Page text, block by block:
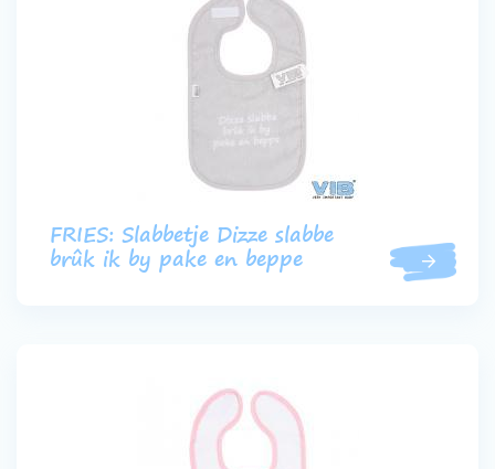
FRIES: Slabbetje Dizze slabbe
brûk ik by pake en beppe